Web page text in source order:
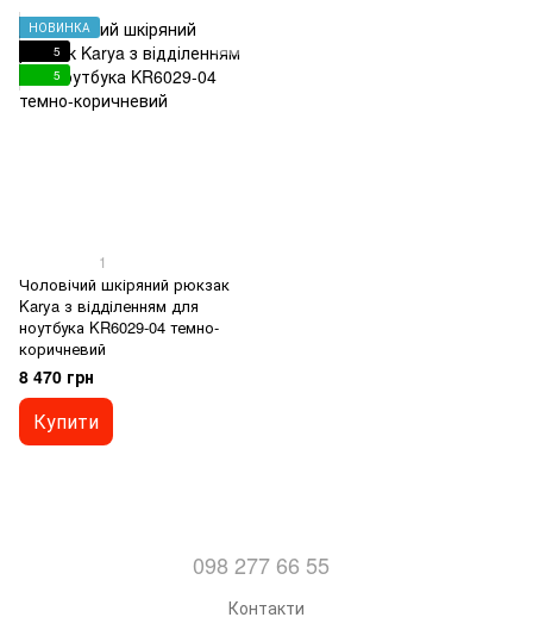
НОВИНКА
5
5
1
Чоловічий шкіряний рюкзак
Karya з відділенням для
ноутбука KR6029-04 темно-
коричневий
8 470 грн
Купити
098 277 66 55
Контакти